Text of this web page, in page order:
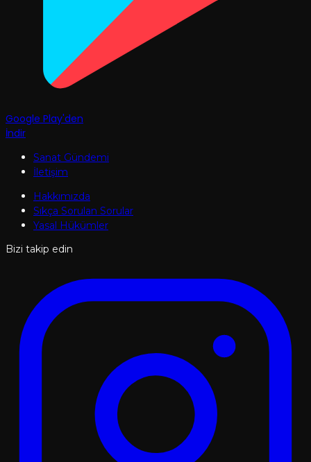
Google Play'den
İndir
Sanat Gündemi
İletişim
Hakkımızda
Sıkça Sorulan Sorular
Yasal Hükümler
Bizi takip edin